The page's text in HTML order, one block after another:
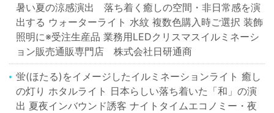
暑い夏の涼感演出 落ち着く癒しの空間・非日常感を演
出する ウォーターライト 水紋 複数色購入時ご選択 装飾
照明に※受注生産品 業務用LEDクリスマスイルミネーシ
ョン販売通販専門店 株式会社日研通商
蛍(ほたる)をイメージしたイルミネーションライト 癒し
の灯り ホタルライト 日本らしい落ち着いた「和」の演
出 夏夜インバウンド誘客 ナイトタイムエコノミー・夜